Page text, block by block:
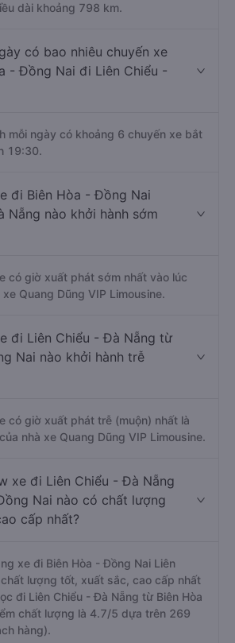
dài khoảng 798 km.
có bao nhiêu chuyến xe
- Đồng Nai đi Liên Chiểu -
mỗi ngày có khoảng 6 chuyến xe bắt
19:30.
đi Biên Hòa - Đồng Nai
Nẵng nào khởi hành sớm
có giờ xuất phát sớm nhất vào lúc
Quang Dũng VIP Limousine.
đi Liên Chiểu - Đà Nẵng từ
Nai nào khởi hành trễ
có giờ xuất phát trễ (muộn) nhất là
nhà xe Quang Dũng VIP Limousine.
xe đi Liên Chiểu - Đà Nẵng
Nai nào có chất lượng
cấp nhất?
xe đi Biên Hòa - Đồng Nai Liên
lượng tốt, xuất sắc, cao cấp nhất
đi Liên Chiểu - Đà Nẵng từ Biên Hòa
chất lượng là 4.7/5 dựa trên 269
hàng).